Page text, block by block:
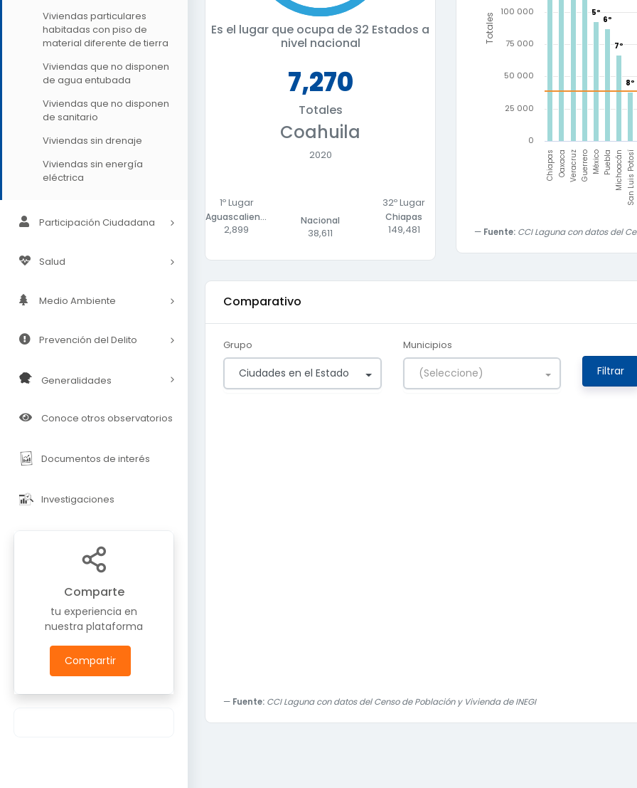
Viviendas particulares
habitadas con piso de
material diferente de tierra
Viviendas que no disponen
de agua entubada
Viviendas que no disponen
de sanitario
Viviendas sin drenaje
Viviendas sin energía
eléctrica
Participación Ciudadana
Salud
Medio Ambiente
Prevención del Delito
Generalidades
Conoce otros observatorios
Documentos de interés
Investigaciones
Comparte
tu experiencia en
nuestra plataforma
Compartir
Es el lugar que ocupa de 32 Estados a
nivel nacional
7,270
Totales
Coahuila
2020
1º Lugar
Aguascalientes
2,899
Nacional
38,611
32º Lugar
Chiapas
149,481
Totales 5º
5º
6º
6º
7º
7º
8º
8º
Chiapas Oaxaca Veracruz Guerrero México Puebla MichoacánSan Luis Potosí
0
25 000
50 000
75 000
100 000
Fuente: CCI Laguna con datos del
Comparativo
Grupo
Ciudades en el Estado
Municipios
(Seleccione) Filtrar
Fuente: CCI Laguna con datos del Censo de Población y Vivienda de INEGI